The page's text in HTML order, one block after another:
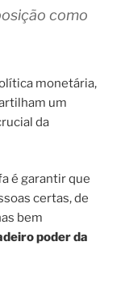
como
monetária,
um
da
é garantir que
certas, de
bem
poder da